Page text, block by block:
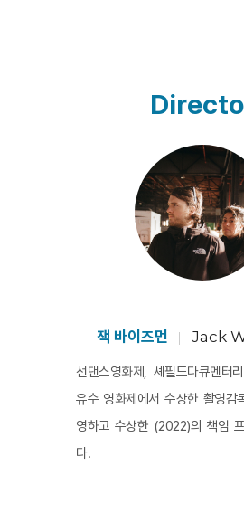
분주하다. 잭 바이즈먼 감독은
트를 이용하여 북극곰과 인간을
묶고, 양자를 동일하게 볼거리로
곰의 발자국과 숨소리, 그리고
현장음을 정밀하게 녹음하고
드 스케이프는 상당한 몰입감을
리 곰>이 짧은 러닝타임 속에
면서도, 북극곰의 존재를 위협
잭 바이즈먼 Jack
선댄스영화제, 셰필드다큐멘터
유수 영화제에서 수상한 촬영감
영하고 수상한 (2022)의 책임
다.